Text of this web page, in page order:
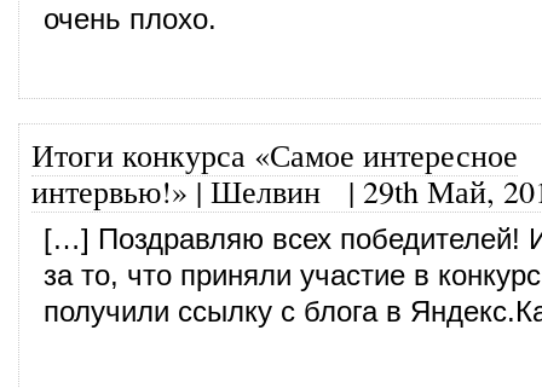
очень плохо.
Итоги конкурса «Самое интересное
интервью!» | Шелвин|29th Май,
[…] Поздравляю всех победителей!
за то, что приняли участие в
получили ссылку с блога в